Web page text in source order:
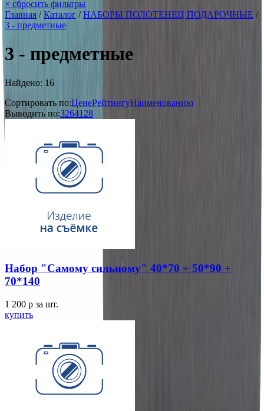
× сбросить фильтры
Главная /Каталог /НАБОРЫ ПОЛОТЕНЕЦ ПОДАРОЧНЫЕ /
3 - предметные
3 - предметные
Найдено: 16
Сортировать по:ЦенеРейтингуНаименованию
Выводить по:3264128
Набор "Самому сильному" 40*70 + 50*90 +
70*140
1 200 p за шт.
купить